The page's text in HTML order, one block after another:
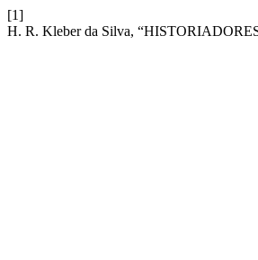
[1]
H. R. Kleber da Silva,